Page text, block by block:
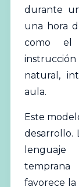
durante
una hora
como el
natural,
aula.
Este
desarrollo.
lenguaje
favorece la